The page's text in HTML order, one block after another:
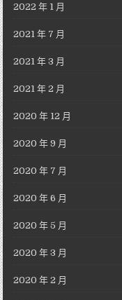
2022 年 1 月
2021 年 7 月
2021 年 3 月
2021 年 2 月
2020 年 12 月
2020 年 9 月
2020 年 7 月
2020 年 6 月
2020 年 5 月
2020 年 3 月
2020 年 2 月